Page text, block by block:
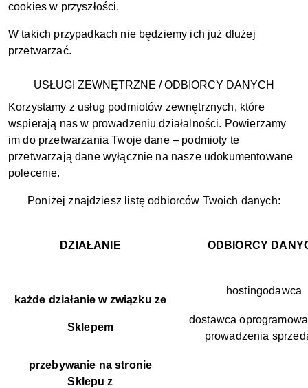
cookies w przyszłości.
W takich przypadkach nie będziemy ich już dłużej
przetwarzać.
USŁUGI ZEWNĘTRZNE / ODBIORCY DANYCH
Korzystamy z usług podmiotów zewnętrznych, które
wspierają nas w prowadzeniu działalności. Powierzamy
im do przetwarzania Twoje dane – podmioty te
przetwarzają dane wyłącznie na nasze udokumentowane
polecenie.
Poniżej znajdziesz listę odbiorców Twoich danych:
DZIAŁANIE ODBIORCY
każde działanie w związku ze
Sklepem
hostingodawca
dostawca
prowadzenia
przebywanie na stronie
Sklepu z